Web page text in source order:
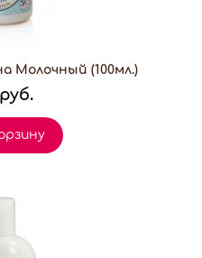
Молочный (100мл.)